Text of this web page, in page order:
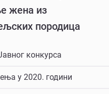
жена из
породица
конкурса
у 2020. години